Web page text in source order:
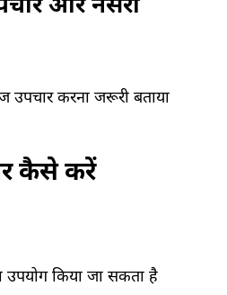
और नर्सरी
उपचार करना जरूरी बताया
कैसे करें
उपयोग किया जा सकता है